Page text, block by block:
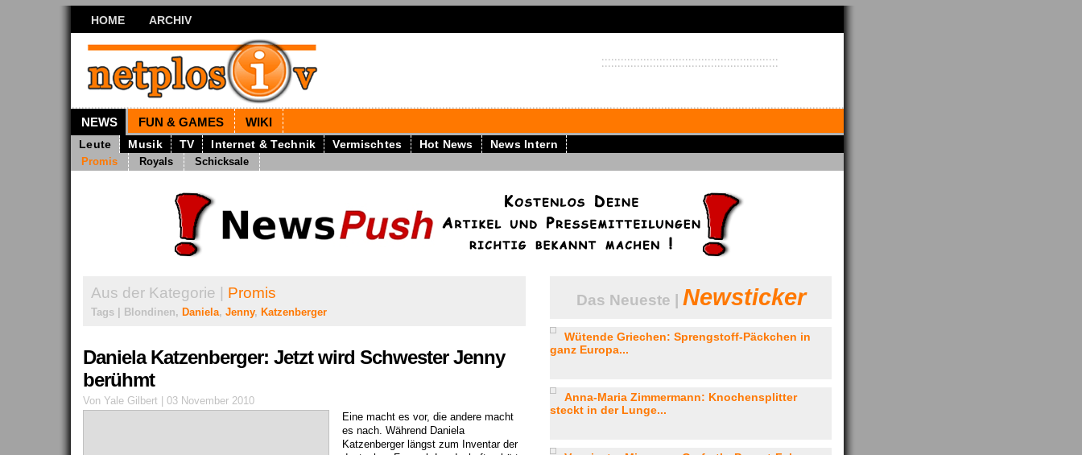
HOME ARCHIV
NEWS FUN & GAMES WIKI
Leute Musik TV Internet & Technik Vermischtes Hot News News Intern
Promis Royals Schicksale
Aus der Kategorie | Promis
Tags | Blondinen, Daniela, Jenny, Katzenberger
Daniela Katzenberger: Jetzt wird Schwester Jenny
berühmt
Von Yale Gilbert | 03 November 2010
Eine macht es vor, die andere macht
es nach. Während Daniela
Katzenberger längst zum Inventar der
Das Neueste | Newsticker
Wütende Griechen: Sprengstoff-Päckchen in
ganz Europa...
Anna-Maria Zimmermann: Knochensplitter
steckt in der Lunge...